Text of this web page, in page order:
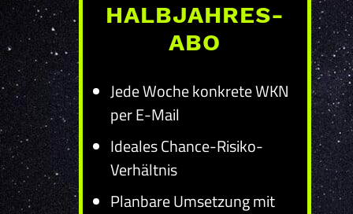
HALBJAHRES-
ABO
Jede Woche konkrete WKN
per E-Mail
Ideales Chance-Risiko-
Verhältnis
Planbare Umsetzung mit